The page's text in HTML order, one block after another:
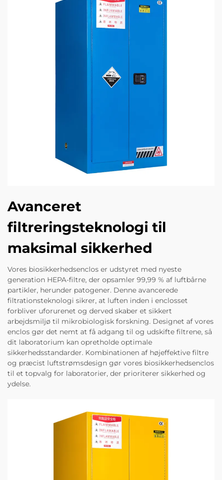
Avanceret
filtreringsteknologi til
maksimal sikkerhed
Vores biosikkerhedsenclos er udstyret med nyeste
generation HEPA-filtre, der opsamler 99,99 % af luftbårne
partikler, herunder patogener. Denne avancerede
filtrationsteknologi sikrer, at luften inden i enclosset
forbliver uforurenet og derved skaber et sikkert
arbejdsmiljø til mikrobiologisk forskning. Designet af vores
enclos gør det nemt at få adgang til og udskifte filtrene, så
dit laboratorium kan opretholde optimale
sikkerhedsstandarder. Kombinationen af højeffektive filtre
og præcist luftstrømsdesign gør vores biosikkerhedsenclos
til et topvalg for laboratorier, der prioriterer sikkerhed og
ydelse.